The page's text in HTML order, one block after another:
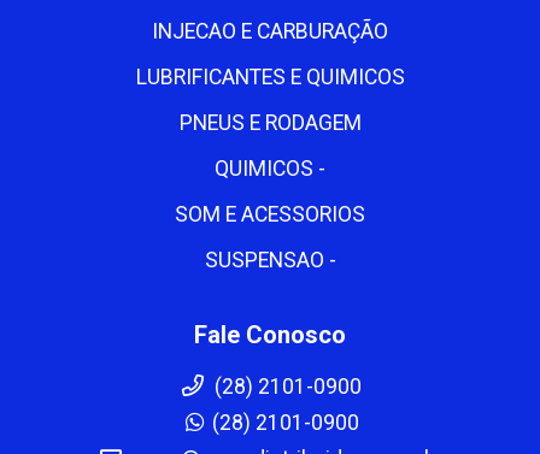
INJECAO E CARBURAÇÃO
LUBRIFICANTES E QUIMICOS
PNEUS E RODAGEM
QUIMICOS -
SOM E ACESSORIOS
SUSPENSAO -
Fale Conosco
(28) 2101-0900
(28) 2101-0900